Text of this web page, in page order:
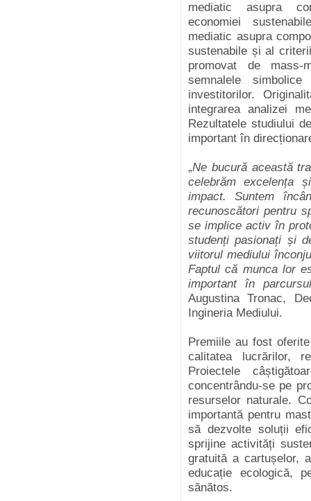
mediatic asupra
economiei
mediatic asupra
sustenabile și al
promovat de mass-
semnalele
investitorilor.
integrarea analizei
Rezultatele studiului
important în
„Ne bucură această
celebrăm excelența
impact. Suntem
recunoscători pentru
se implice activ în
studenți pasionați și
viitorul mediului
Faptul că munca lor
important în
Augustina Tronac,
Ingineria Mediului.
Premiile au fost
calitatea lucrărilor,
Proiectele
concentrându-se pe
resurselor naturale.
importantă pentru
să dezvolte soluții
sprijine activități
gratuită a cartușelor,
educație ecologică,
sănătos.